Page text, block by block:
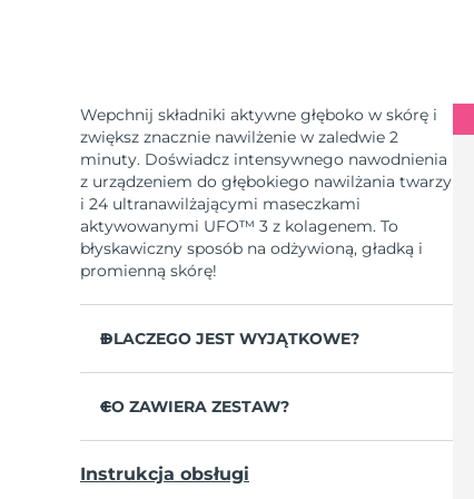
Wepchnij składniki aktywne głęboko w skórę i
zwiększ znacznie nawilżenie w zaledwie 2
minuty. Doświadcz intensywnego nawodnienia
z urządzeniem do głębokiego nawilżania twarzy
i 24 ultranawilżającymi maseczkami
aktywowanymi UFO™ 3 z kolagenem. To
błyskawiczny sposób na odżywioną, gładką i
promienną skórę!
DLACZEGO JEST WYJĄTKOWE?
zwiększa nawilżenie skóry o 126% i jest
tygodnia zmniejsza widoczność zmarszczek.
CO ZAWIERA ZESTAW?
6 x UFO™ Youth Junkie 2.0 Masks, 6 x UFO™
Instrukcja obsługi